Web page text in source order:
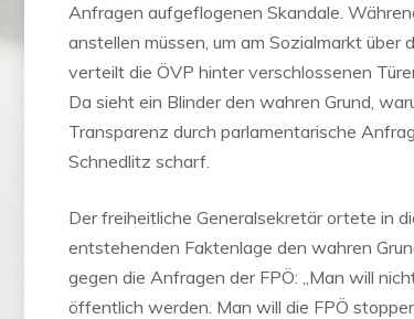
Anfragen aufgeflogenen Skandale.
anstellen müssen, um am Sozialmarkt über
verteilt die ÖVP hinter verschlossenen
Da sieht ein Blinder den wahren Grund,
Transparenz durch parlamentarische
Schnedlitz scharf.
Der freiheitliche Generalsekretär ortete in
entstehenden Faktenlage den wahren
gegen die Anfragen der FPÖ: „Man will
öffentlich werden. Man will die FPÖ